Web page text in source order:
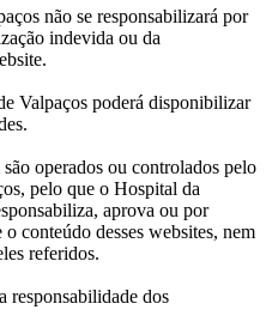
não se responsabilizará por
indevida ou da
Valpaços poderá disponibilizar
operados ou controlados pelo
pelo que o Hospital da
aprova ou por
conteúdo desses websites, nem
referidos.
responsabilidade dos